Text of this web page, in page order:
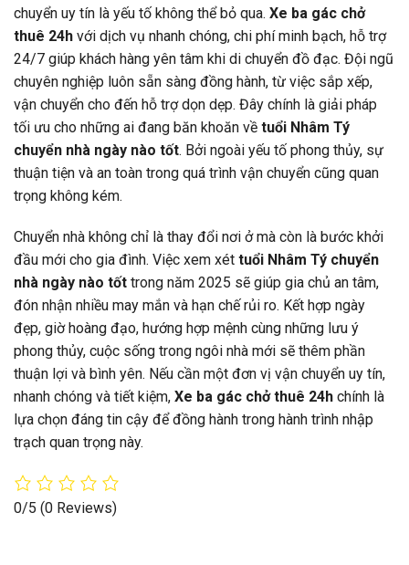
chuyển uy tín là yếu tố không thể bỏ qua. Xe ba gác chở
thuê 24h với dịch vụ nhanh chóng, chi phí minh bạch, hỗ trợ
24/7 giúp khách hàng yên tâm khi di chuyển đồ đạc. Đội ngũ
chuyên nghiệp luôn sẵn sàng đồng hành, từ việc sắp xếp,
vận chuyển cho đến hỗ trợ dọn dẹp. Đây chính là giải pháp
tối ưu cho những ai đang băn khoăn về tuổi Nhâm Tý
chuyển nhà ngày nào tốt. Bởi ngoài yếu tố phong thủy, sự
thuận tiện và an toàn trong quá trình vận chuyển cũng quan
trọng không kém.
Chuyển nhà không chỉ là thay đổi nơi ở mà còn là bước khởi
đầu mới cho gia đình. Việc xem xét tuổi Nhâm Tý chuyển
nhà ngày nào tốt trong năm 2025 sẽ giúp gia chủ an tâm,
đón nhận nhiều may mắn và hạn chế rủi ro. Kết hợp ngày
đẹp, giờ hoàng đạo, hướng hợp mệnh cùng những lưu ý
phong thủy, cuộc sống trong ngôi nhà mới sẽ thêm phần
thuận lợi và bình yên. Nếu cần một đơn vị vận chuyển uy tín,
nhanh chóng và tiết kiệm, Xe ba gác chở thuê 24h chính là
lựa chọn đáng tin cậy để đồng hành trong hành trình nhập
trạch quan trọng này.
0/5 (0 Reviews)